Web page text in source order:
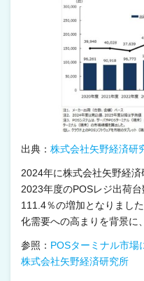
出典： 株式会社矢野経済研
2024年に株式会社矢野経済
2023年度のPOSレジ出荷
111.4％の増加となりまし
化需要への高まりを背景に
参照： POSターミナル市場
株式会社矢野経済研究所